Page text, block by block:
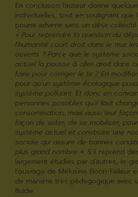
En conclusion l’auteur donne
individuelles, tout en soulignant que
pourra advenir sans un désir
« Pour reprendre la question du
l’humanité court droit dans le mur
ouverts ? Parce que le système
actuel la pousse à aller droit dans
faire pour corriger le tir ? En
pour qu’un système écologique
système polluant. Et donc en
personnes possibles qu’il faut
consommation, mais aussi leur
façon de voter, de se mobiliser,
système actuel et construire une
sociale qui assure de bonnes
plus grand nombre ». S’il reprend
largement étudiés par d’autres, le
l’ouvrage de Mélusine Boon-Falleur
de manière très pédagogique avec
fluide.